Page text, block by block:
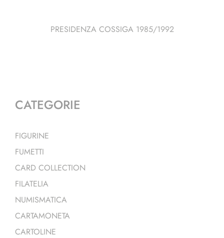
PRESIDENZA COSSIGA 1985/1992
CATEGORIE
FIGURINE
FUMETTI
CARD COLLECTION
FILATELIA
NUMISMATICA
CARTAMONETA
CARTOLINE